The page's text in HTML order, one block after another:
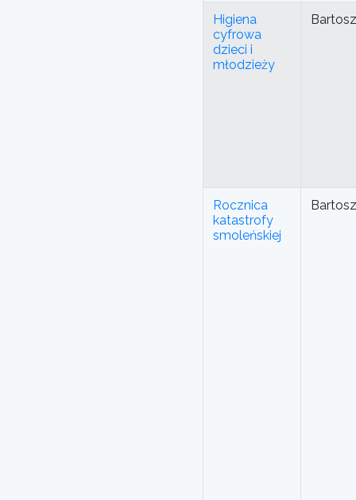
Higiena
cyfrowa
dzieci i
młodzieży
Rocznica
katastrofy
smoleńskiej